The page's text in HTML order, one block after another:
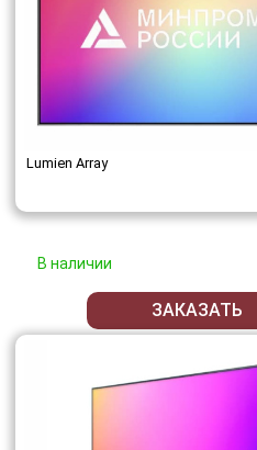
Lumien Array
В наличии
ЗАКАЗАТЬ